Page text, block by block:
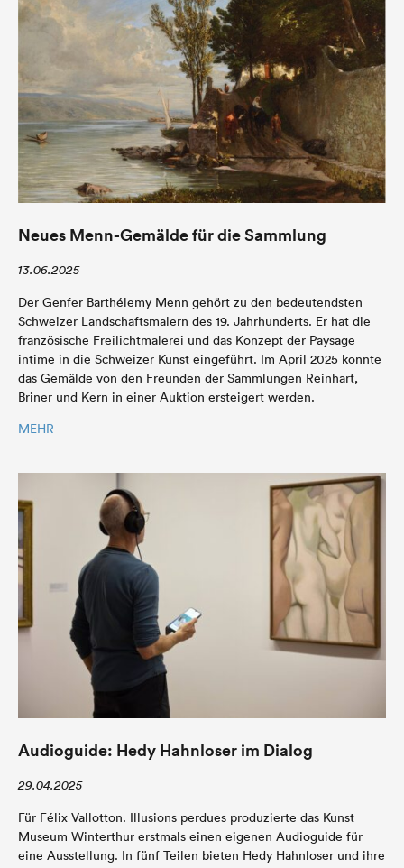
Neues Menn-Gemälde für die Sammlung
13.06.2025
Der Genfer Barthélemy Menn gehört zu den bedeutendsten
Schweizer Landschaftsmalern des 19. Jahrhunderts. Er hat die
französische Freilichtmalerei und das Konzept der Paysage
intime in die Schweizer Kunst eingeführt. Im April 2025 konnte
das Gemälde von den Freunden der Sammlungen Reinhart,
Briner und Kern in einer Auktion ersteigert werden.
MEHR
Audioguide: Hedy Hahnloser im Dialog
29.04.2025
Für Félix Vallotton. Illusions perdues produzierte das Kunst
Museum Winterthur erstmals einen eigenen Audioguide für
eine Ausstellung. In fünf Teilen bieten Hedy Hahnloser und ihre